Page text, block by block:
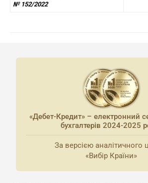
№ 152/2022
«Дебет-Кредит» – електронний
бухгалтерів 2024-2025
За версією аналітичного
«Вибір Країни»